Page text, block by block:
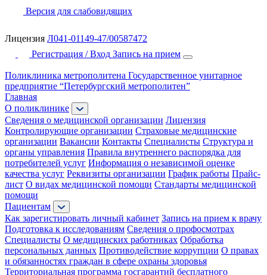
Версия для слабовидящих
Лицензия Л041-01149-47/00587472
Регистрация / Вход Запись на прием
Поликлиника метрополитена Государственное унитарное
предприятие “Петербургский метрополитен”
Главная
О поликлинике
Сведения о медицинской организации Лицензия
Контролирующие организации Страховые медицинские
организации Вакансии Контакты Специалисты Структура и
органы управления Правила внутреннего распорядка для
потребителей услуг Информация о независимой оценке
качества услуг Реквизиты организации График работы Прайс-
лист О видах медицинской помощи Стандарты медицинской
помощи
Пациентам
Как зарегистировать личный кабинет Запись на прием к врачу
Подготовка к исследованиям Сведения о профосмотрах
Специалисты О медицинских работниках Обработка
персональных данных Противодействие коррупции О правах
и обязанностях граждан в сфере охраны здоровья
Территориальная программа госгарантий бесплатного